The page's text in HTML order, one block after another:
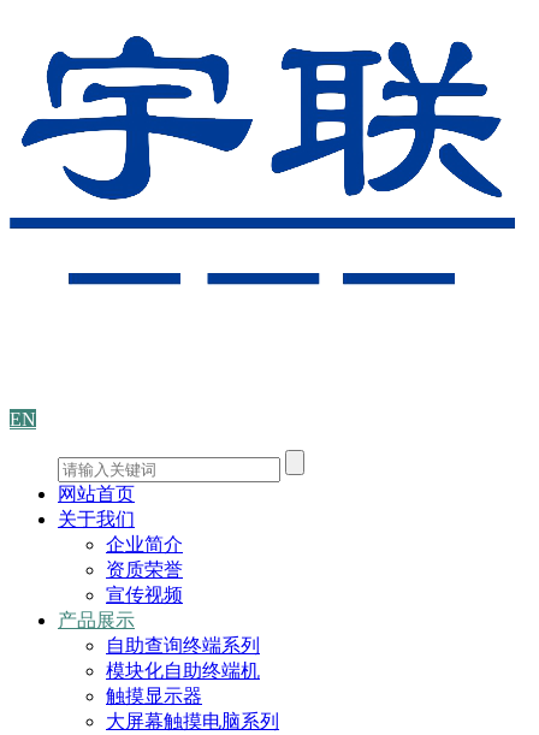
EN
网站首页
关于我们
企业简介
资质荣誉
宣传视频
产品展示
自助查询终端系列
模块化自助终端机
触摸显示器
大屏幕触摸电脑系列